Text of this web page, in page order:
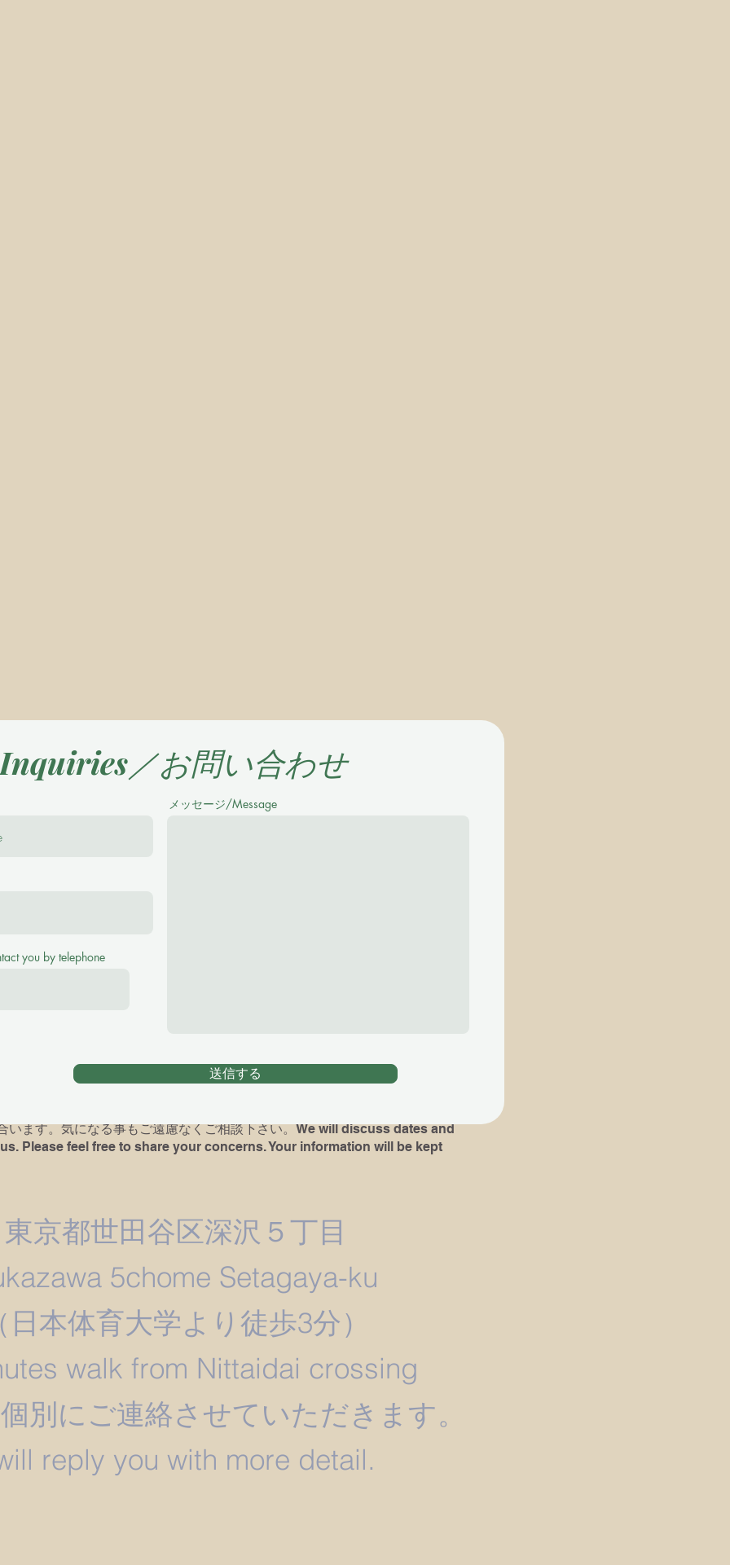
を受け付けます。(¥2500 for 40 minutes, ¥3000 for 60 minutes Trial lessons are
had piano lessons before, please let me know what books or pieces
います。気になる事もご遠慮なくご相談下さい。We will discuss dates and
Please feel free to share your concerns. Your information will be kept
Inquiries／お問い合わせ
you by telephone
メッセージ/Message
送信する
東京都世田谷区深沢５丁目
5chome Setagaya-ku
​（日本体育大学より徒歩3分）
walk from Nittaidai crossing
別にご連絡させていただきます。
reply you with more detail.